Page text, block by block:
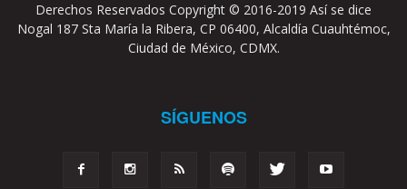
Derechos Reservados Copyright © 2016-2019 Así se dice
Nogal 187 Sta María la Ribera, CP 06400, Alcaldía Cuauhtémoc,
Ciudad de México, CDMX.
SÍGUENOS